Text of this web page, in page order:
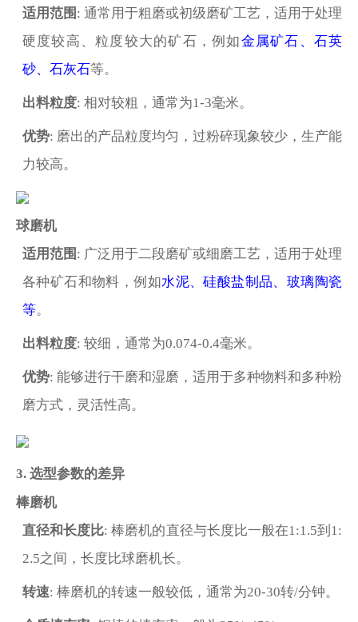
适用范围 : 通常用于粗磨或初级磨矿工艺，适用于处理
硬度较高、粒度较大的矿石，例如金属矿石、石英
砂、石灰石等。
出料粒度: 相对较粗，通常为1-3毫米。
优势: 磨出的产品粒度均匀，过粉碎现象较少，生产能
力较高。
球磨机
适用范围 : 广泛用于二段磨矿或细磨工艺，适用于处理
各种矿石和物料，例如水泥、硅酸盐制品、玻璃陶瓷
等。
出料粒度: 较细，通常为0.074-0.4毫米。
优势: 能够进行干磨和湿磨，适用于多种物料和多种粉
磨方式，灵活性高。
3. 选型参数的差异
棒磨机
直径和长度比: 棒磨机的直径与长度比一般在1:1.5到1:
2.5之间，长度比球磨机长。
转速: 棒磨机的转速一般较低，通常为20-30转/分钟。